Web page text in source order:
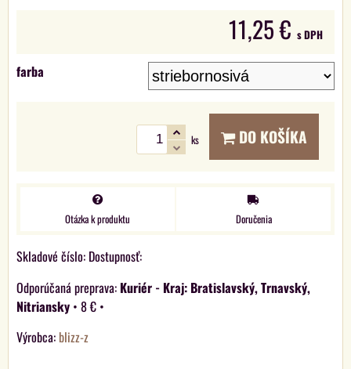
11,25 € s DPH
farba
ks DO KOŠÍKA
Otázka k produktu Doručenia
Skladové číslo: Dostupnosť:
Kuriér - Kraj: Bratislavský, Trnavský,
Nitriansky • 8 € •
Výrobca: blizz-z